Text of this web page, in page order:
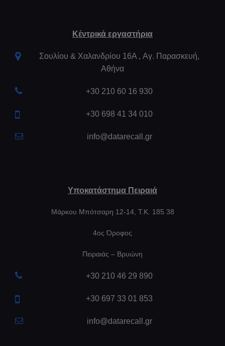
Κέντρικά εργαστήρια
Σουλίου & Χαλανδρίου 16Α , Aγ. Παρασκευή,
Αθήνα
+30 210 60 16 930
+30 698 41 34 010
info@datarecall.gr
Υποκατάστημα Πειραιά
Μάρκου Μπότσαρη 12-14, Τ.Κ. 185 38
4ος Όροφος
Πειραιάς – Βρυώνη
+30 210 46 29 890
+30 697 33 01 853
info@datarecall.gr